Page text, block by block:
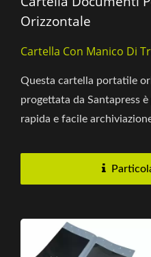
Orizzontale
Cartella Con Manico Di
Questa cartella portatile
progettata da Santapress
rapida e facile